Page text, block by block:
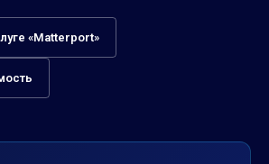
«Matterport»